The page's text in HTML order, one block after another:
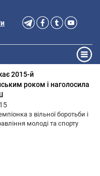
2015-й
роком і наголосила
з вільної боротьби і
молоді та спорту